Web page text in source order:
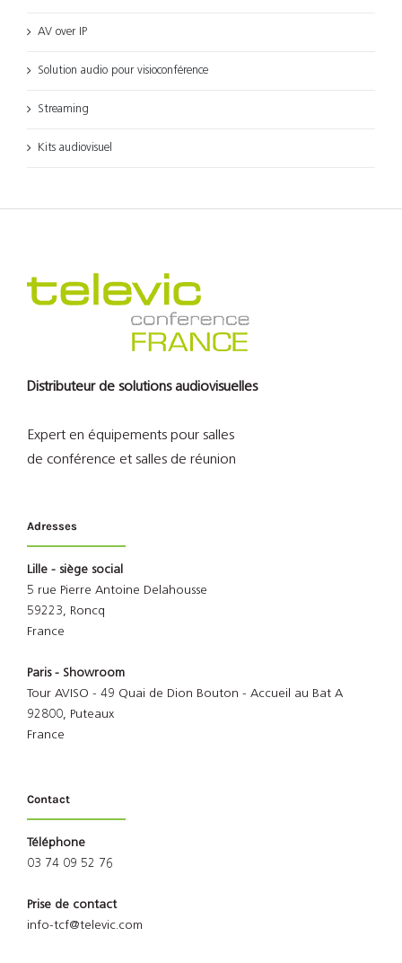
AV over IP
Solution audio pour visioconférence
Streaming
Kits audiovisuel
Distributeur de solutions audiovisuelles
Expert en équipements pour salles
de conférence et salles de réunion
Adresses
Lille - siège social
5 rue Pierre Antoine Delahousse
59223, Roncq
France
Paris - Showroom
Tour AVISO - 49 Quai de Dion Bouton - Accueil au Bat A
92800, Puteaux
France
Contact
Téléphone
03 74 09 52 76
Prise de contact
info-tcf@televic.com